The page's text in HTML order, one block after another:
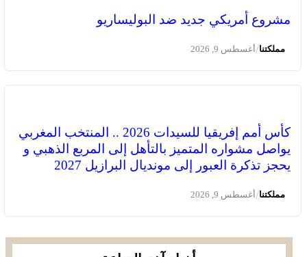
مشروع أمريكي جديد ضد البوليساريو
مملكتنا/أغسطس 9, 2026
كأس أمم إفريقيا للسيدات 2026 .. المنتخب المغربي
يواصل مشواره المتميز بالتأهل إلى المربع الذهبي و
يحجز تذكرة العبور إلى مونديال البرازيل 2027
مملكتنا/أغسطس 9, 2026